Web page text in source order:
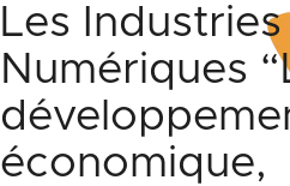
Les
Numériques
économique,